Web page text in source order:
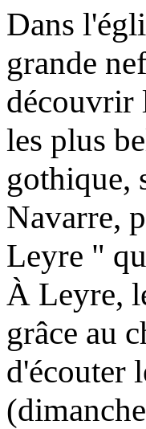
Dans
grande
découvrir
les plus
gothique,
Navarre,
Leyre "
À Leyre,
grâce au
d'écouter